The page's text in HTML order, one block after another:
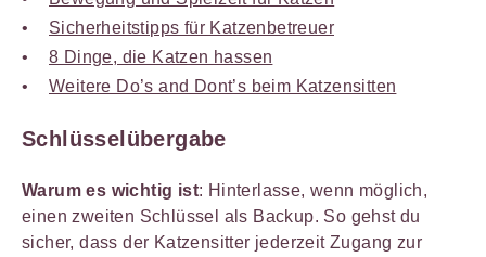
Sicherheitstipps für Katzenbetreuer
8 Dinge, die Katzen hassen
Weitere Do’s and Dont’s beim Katzensitten
Schlüsselübergabe
Warum es wichtig ist: Hinterlasse, wenn möglich,
einen zweiten Schlüssel als Backup. So gehst du
sicher, dass der Katzensitter jederzeit Zugang zur